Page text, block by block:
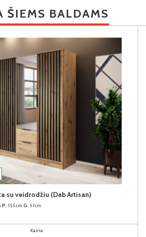
ŠIEMS BALDAMS
su veidrodžiu (Dab Artisan)
P: 155cm G: 51cm
Kaina: